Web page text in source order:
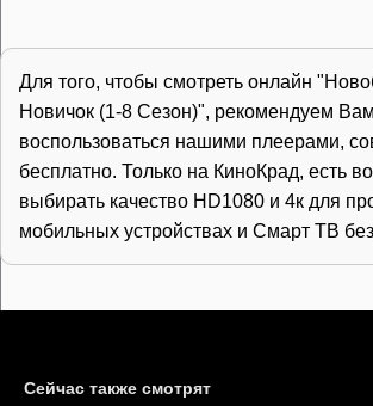
Для того, чтобы смотреть онлайн
Новичок (1-8 Сезон)", рекомендуем Вам
воспользоваться нашими плеерами,
бесплатно. Только на КиноКрад, есть
выбирать качество HD1080 и 4к для
мобильных устройствах и Смарт ТВ
Сейчас также смотрят